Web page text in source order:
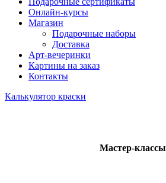
Онлайн-курсы
Магазин
Подарочные наборы
Доставка
Арт-вечеринки
Картины на заказ
Контакты
Калькулятор краски
Мастер-классы